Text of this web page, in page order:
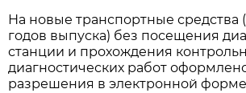
На новые транспортные средства
годов выпуска) без посещения
станции и прохождения
диагностических работ
разрешения в электронной